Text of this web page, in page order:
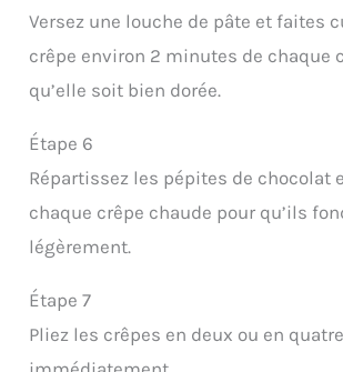
Versez une louche de pâte et faites
crêpe environ 2 minutes de chaque
qu’elle soit bien dorée.
Étape 6
Répartissez les pépites de chocolat
chaque crêpe chaude pour qu’ils
légèrement.
Étape 7
Pliez les crêpes en deux ou en